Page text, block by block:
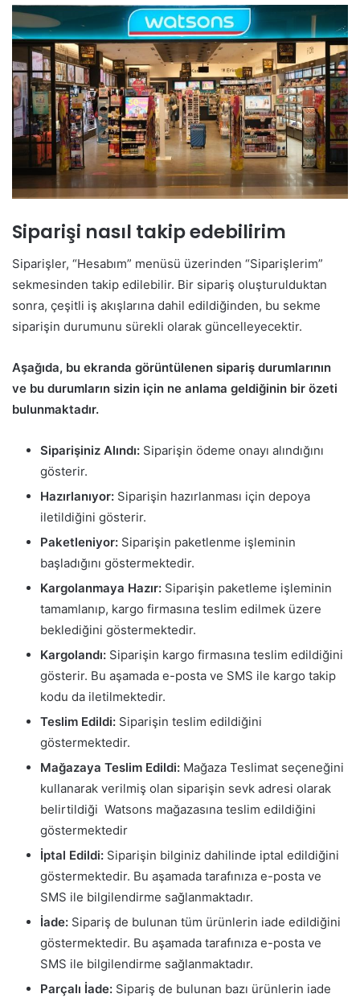
Siparişi nasıl takip edebilirim
Siparişler, “Hesabım” menüsü üzerinden “Siparişlerim”
sekmesinden takip edilebilir. Bir sipariş oluşturulduktan
sonra, çeşitli iş akışlarına dahil edildiğinden, bu sekme
siparişin durumunu sürekli olarak güncelleyecektir.
Aşağıda, bu ekranda görüntülenen sipariş durumlarının
ve bu durumların sizin için ne anlama geldiğinin bir özeti
bulunmaktadır.
Siparişiniz Alındı: Siparişin ödeme onayı alındığını
gösterir.
Hazırlanıyor: Siparişin hazırlanması için depoya
iletildiğini gösterir.
Paketleniyor: Siparişin paketlenme işleminin
başladığını göstermektedir.
Kargolanmaya Hazır: Siparişin paketleme işleminin
tamamlanıp, kargo firmasına teslim edilmek üzere
beklediğini göstermektedir.
Kargolandı: Siparişin kargo firmasına teslim edildiğini
gösterir. Bu aşamada e-posta ve SMS ile kargo takip
kodu da iletilmektedir.
Teslim Edildi: Siparişin teslim edildiğini
göstermektedir.
Mağazaya Teslim Edildi: Mağaza Teslimat seçeneğini
kullanarak verilmiş olan siparişin sevk adresi olarak
belirtildiği Watsons mağazasına teslim edildiğini
göstermektedir
İptal Edildi: Siparişin bilginiz dahilinde iptal edildiğini
göstermektedir. Bu aşamada tarafınıza e-posta ve
SMS ile bilgilendirme sağlanmaktadır.
İade: Sipariş de bulunan tüm ürünlerin iade edildiğini
göstermektedir. Bu aşamada tarafınıza e-posta ve
SMS ile bilgilendirme sağlanmaktadır.
Parçalı İade: Sipariş de bulunan bazı ürünlerin iade